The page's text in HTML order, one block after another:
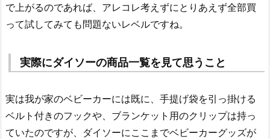
で上がるのであれば、アレコレ考えずにとりあえず全部買
って試してみても問題ないレベルですね。
実際にダイソーの商品一覧を見て思うこと
実は我が家のベビーカーには既に、手提げ袋を引っ掛ける
ベルト付きのフックや、ブランケット用のクリップは持っ
ていたのですが、ダイソーにここまでベビーカーグッズが